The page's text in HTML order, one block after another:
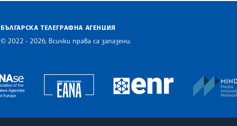
БЪЛГАРСКА ТЕЛЕГРАФНА АГЕНЦИЯ
© 2022 - 2026, Всички права са запазени.
The Assocoation of the Balkan News Agencies Southeast Europe
European Alliance of News Agencies
European Newsroom